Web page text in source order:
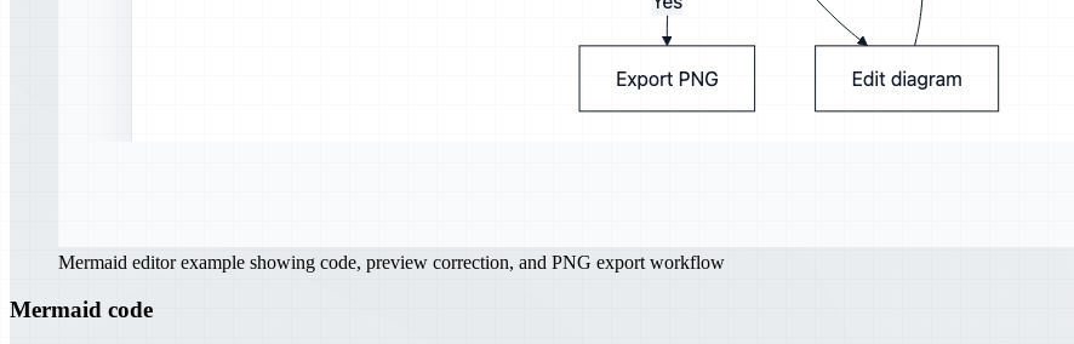
Mermaid editor example showing code, preview correction, and PNG export workflow
Mermaid code